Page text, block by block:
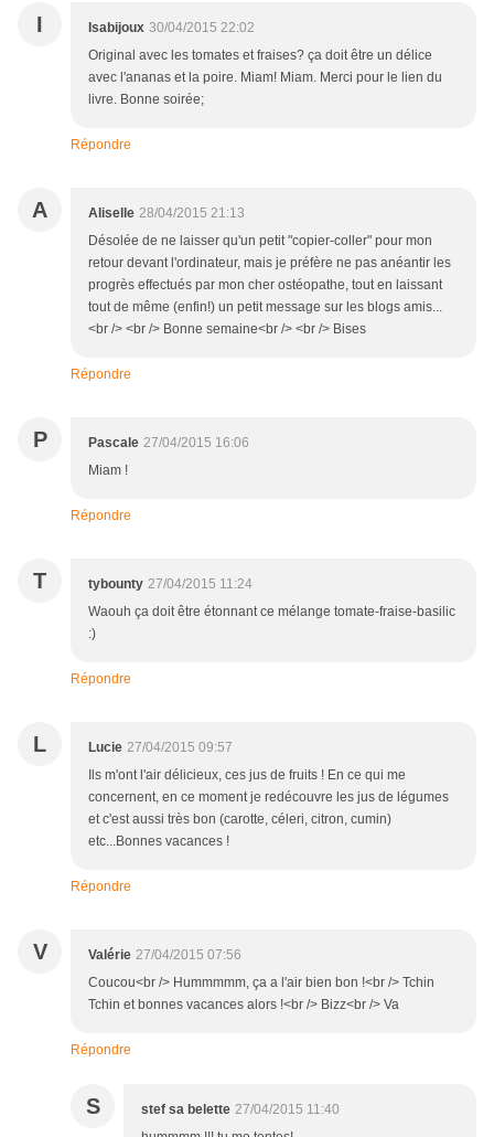
I Isabijoux 30/04/2015 22:02
Original avec les tomates et fraises? ça doit être un délice
avec l'ananas et la poire. Miam! Miam. Merci pour le lien du
livre. Bonne soirée;
Répondre
A Aliselle 28/04/2015 21:13
Désolée de ne laisser qu'un petit "copier-coller" pour mon
retour devant l'ordinateur, mais je préfère ne pas anéantir les
progrès effectués par mon cher ostéopathe, tout en laissant
tout de même (enfin!) un petit message sur les blogs amis...
<br /> <br /> Bonne semaine<br /> <br /> Bises
Répondre
P Pascale 27/04/2015 16:06
Miam !
Répondre
T tybounty 27/04/2015 11:24
Waouh ça doit être étonnant ce mélange tomate-fraise-basilic
:)
Répondre
L Lucie 27/04/2015 09:57
Ils m'ont l'air délicieux, ces jus de fruits ! En ce qui me
concernent, en ce moment je redécouvre les jus de légumes
et c'est aussi très bon (carotte, céleri, citron, cumin)
etc...Bonnes vacances !
Répondre
V Valérie 27/04/2015 07:56
Coucou<br /> Hummmmm, ça a l'air bien bon !<br /> Tchin
Tchin et bonnes vacances alors !<br /> Bizz<br /> Va
Répondre
S stef sa belette 27/04/2015 11:40